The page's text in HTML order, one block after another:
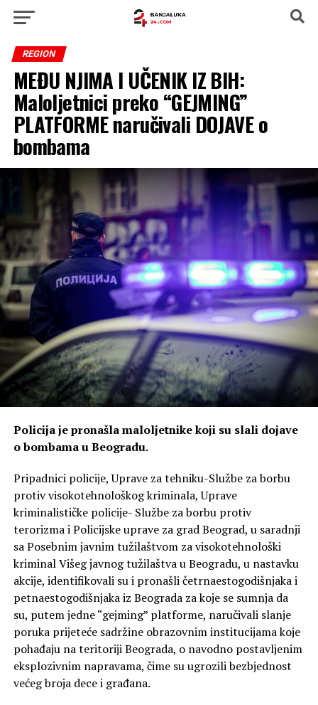
REGION
MEĐU NJIMA I UČENIK IZ BIH:
Maloljetnici preko “GEJMING”
PLATFORME naručivali DOJAVE o
bombama
Policija je pronašla maloljetnike koji su slali dojave
o bombama u Beogradu.
Pripadnici policije, Uprave za tehniku-Službe za borbu
protiv visokotehnološkog kriminala, Uprave
kriminalističke policije- Službe za borbu protiv
terorizma i Policijske uprave za grad Beograd, u saradnji
sa Posebnim javnim tužilaštvom za visokotehnološki
kriminal Višeg javnog tužilaštva u Beogradu, u nastavku
akcije, identifikovali su i pronašli četrnaestogodišnjaka i
petnaestogodišnjaka iz Beograda za koje se sumnja da
su, putem jedne “gejming” platforme, naručivali slanje
poruka prijeteće sadržine obrazovnim institucijama koje
pohađaju na teritoriji Beograda, o navodno postavljenim
eksplozivnim napravama, čime su ugrozili bezbjednost
većeg broja dece i građana.